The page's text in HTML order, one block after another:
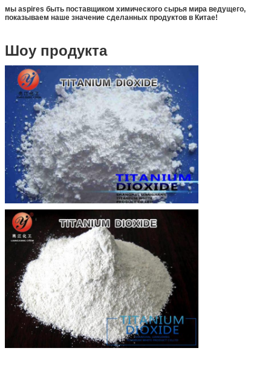
мы aspires быть поставщиком химического сырья мира ведущего,
показываем наше значение сделанных продуктов в Китае!
Шоу продукта